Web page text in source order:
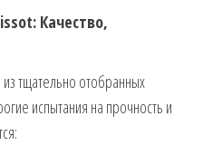
Качество,
тщательно отобранных
испытания на прочность и